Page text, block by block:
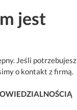
jest
Jeśli potrzebujesz
o kontakt z firmą.